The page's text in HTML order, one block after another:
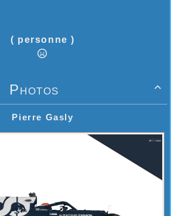
( personne )

Photos
Pierre Gasly